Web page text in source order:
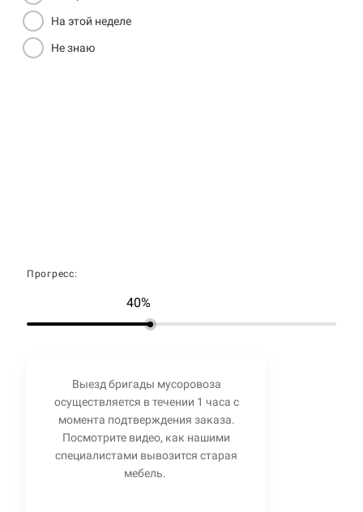
На этой неделе
Не знаю
Прогресс:
40%
Выезд бригады мусоровоза
осуществляется в течении 1 часа с
момента подтверждения заказа.
Посмотрите видео, как нашими
специалистами вывозится старая
мебель.